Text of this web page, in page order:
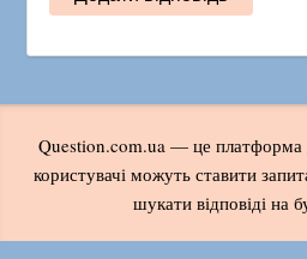
Question.com.ua — це платформа
користувачі можуть ставити
шукати відповіді на